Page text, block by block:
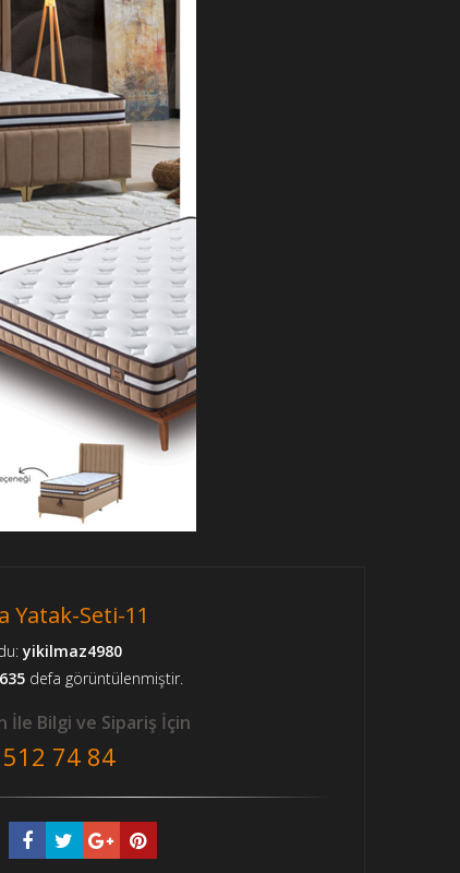
Yatak-Seti-11
yikilmaz4980
635defa görüntülenmiştir.
İle Bilgi ve Sipariş İçin
74 84